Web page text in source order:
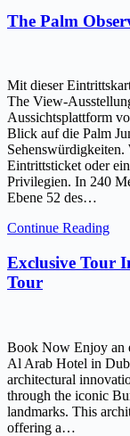
The Palm
Mit dieser
The View-
Aussichtsplattform
Blick auf die Palm
Sehenswürdigkeiten.
Eintrittsticket oder
Privilegien. In 240
Ebene 52 des…
Continue Reading
Exclusive Tour
Tour
Book Now Enjoy an
Al Arab Hotel in
architectural
through the iconic
landmarks. This
offering a…